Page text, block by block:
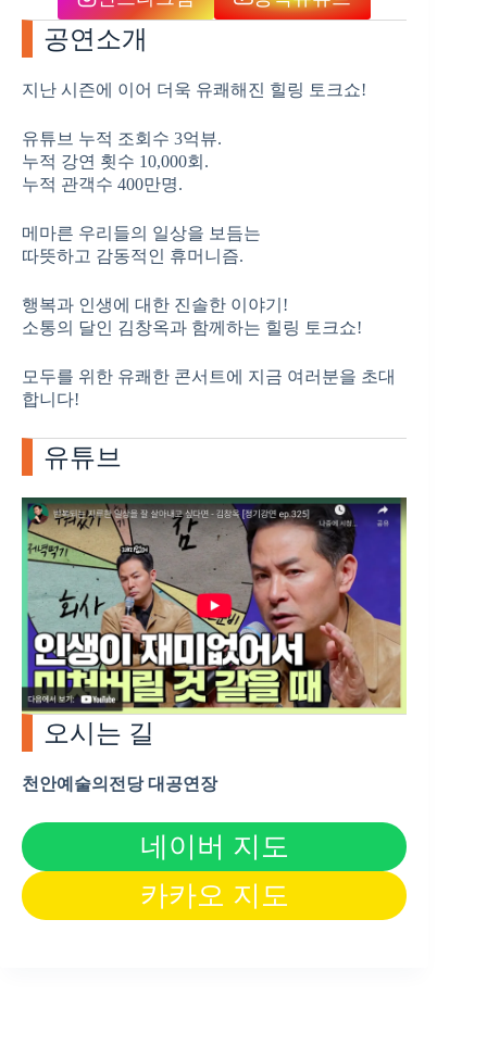
공연소개
지난 시즌에 이어 더욱 유쾌해진 힐링 토크쇼!
유튜브 누적 조회수 3억뷰.
누적 강연 횟수 10,000회.
누적 관객수 400만명.
메마른 우리들의 일상을 보듬는
따뜻하고 감동적인 휴머니즘.
행복과 인생에 대한 진솔한 이야기!
소통의 달인 김창옥과 함께하는 힐링 토크쇼!
모두를 위한 유쾌한 콘서트에 지금 여러분을 초대
합니다!
유튜브
오시는 길
천안예술의전당 대공연장
네이버 지도
카카오 지도